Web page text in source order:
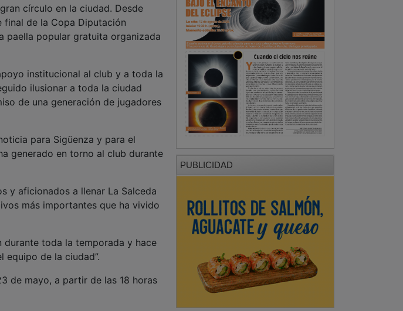
círculo en la ciudad. Desde
final de la Copa Diputación
paella popular gratuita organizada
institucional al club y a toda la
ilusionar a toda la ciudad
de una generación de jugadores
para Sigüenza y para el
generado en torno al club durante
y aficionados a llenar La Salceda
más importantes que ha vivido
toda la temporada y hace
equipo de la ciudad”.
de mayo, a partir de las 18 horas
PUBLICIDAD